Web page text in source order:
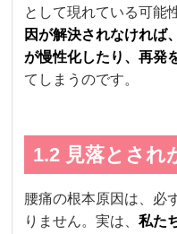
として現れている可能
因が解決されなければ
が慢性化したり、再発
てしまうのです。
1.2 見落とされ
腰痛の根本原因は、必
りません。実は、私た